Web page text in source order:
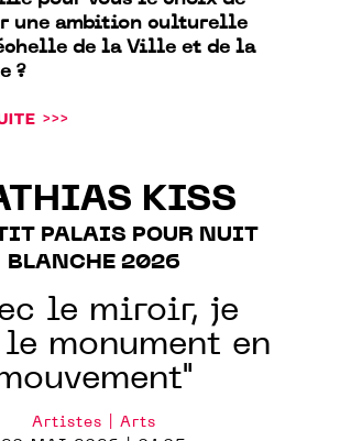
une ambition culturelle
de la Ville et de la
?
>>>
KISS
PALAIS POUR NUIT
BLANCHE 2026
le miroir, je
le monument en
Artistes | Arts